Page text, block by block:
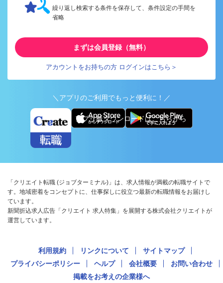
繰り返し検索する条件を保存して、条件設定の手間を
省略
まずは会員登録（無料）
アカウントをお持ちの方 ログインはこちら＞
＼アプリのご利用でもっと便利に！／
アプリ版ダウンロードはこちらから
「クリエイト転職 (ジョブターミナル)」は、求人情報が満載の転職サイトで
す。地域密着をコンセプトに、仕事探しに役立つ最新の転職情報をお届けし
ています。
新聞折込求人広告「クリエイト 求人特集」を展開する株式会社クリエイトが
運営しています。
利用規約 リンクについて
サイトマップ
プライバシーポリシー
ヘルプ 会社概要
お問い合わせ
掲載をお考えの企業様へ